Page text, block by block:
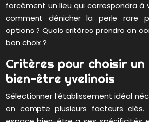
forcément un lieu qui correspondra à
comment dénicher la perle rare
options ? Quels critères prendre en
bon choix ?
Critères pour choisir un
bien-être yvelinois
Sélectionner l’établissement idéal
en compte plusieurs facteurs clés.